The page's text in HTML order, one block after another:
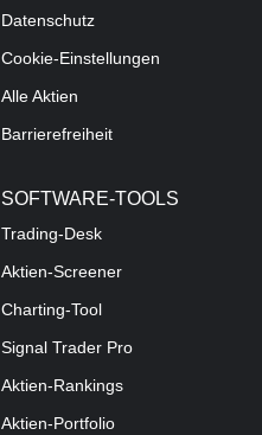
Datenschutz
Cookie-Einstellungen
Alle Aktien
Barrierefreiheit
SOFTWARE-TOOLS
Trading-Desk
Aktien-Screener
Charting-Tool
Signal Trader Pro
Aktien-Rankings
Aktien-Portfolio